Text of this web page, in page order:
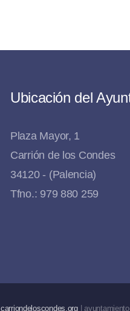
Ubicación del
Plaza Mayor, 1
Carrión de los Condes
34120 - (Palencia)
Tfno.: 979 880 259
carriondeloscondes.org|